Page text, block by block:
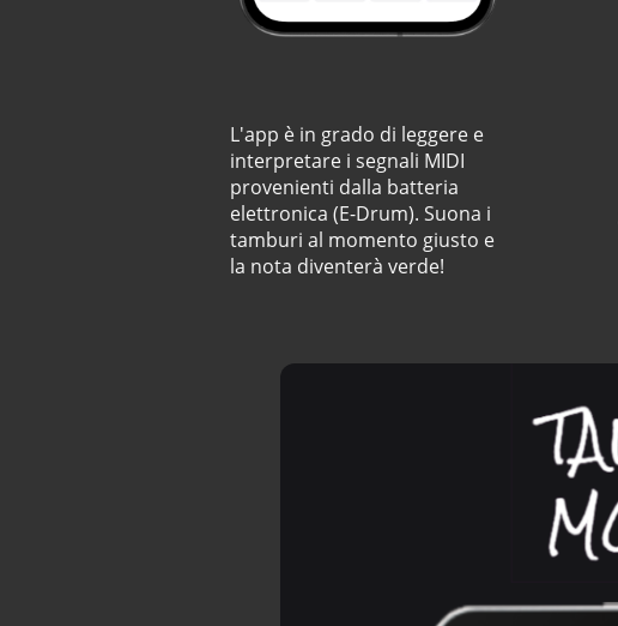
L'app è in grado di leggere e
interpretare i segnali MIDI
provenienti dalla batteria
elettronica (E-Drum). Suona i
tamburi al momento giusto e
la nota diventerà verde!